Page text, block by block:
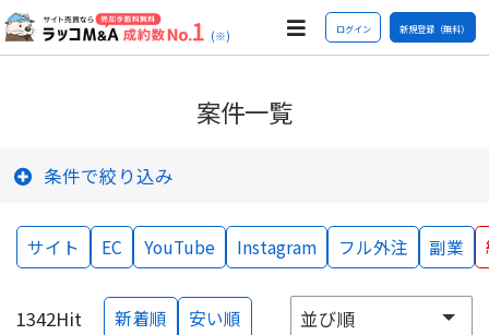
(※) ログイン 新規登録（無料）
案件一覧
条件で絞り込み
サイト EC YouTube Instagram フル外注 副業
1342Hit 新着順 安い順